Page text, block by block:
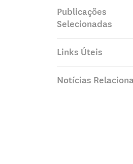
Publicações
Selecionadas
Links Úteis
Notícias